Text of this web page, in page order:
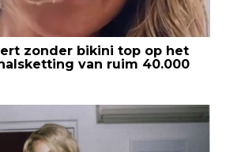
zonder bikini top op het
van ruim 40.000